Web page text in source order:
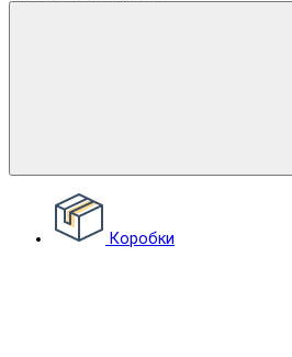
Коробки